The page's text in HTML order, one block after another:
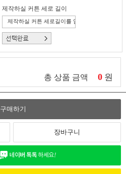
제작하실 커튼 세로 길이
총 상품 금액 0 원
구매하기
장바구니